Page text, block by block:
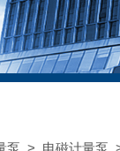
泵 > 电磁计量泵